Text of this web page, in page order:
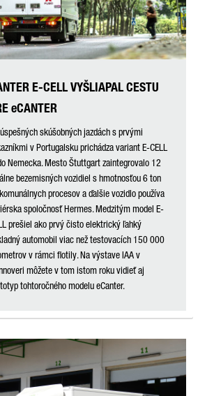
E-CELL VYŠLIAPAL CESTU
eCANTER
skúšobných jazdách s prvými
v Portugalsku prichádza variant E-CELL
Nemecka. Mesto Štuttgart zaintegrovalo 12
bezemisných vozidiel s hmotnosťou 6 ton
procesov a ďalšie vozidlo používa
spoločnosť Hermes. Medzitým model E-
prešiel ako prvý čisto elektrický ľahký
automobil viac než testovacích 150 000
v rámci flotily. Na výstave IAA v
môžete v tom istom roku vidieť aj
tohtoročného modelu eCanter.